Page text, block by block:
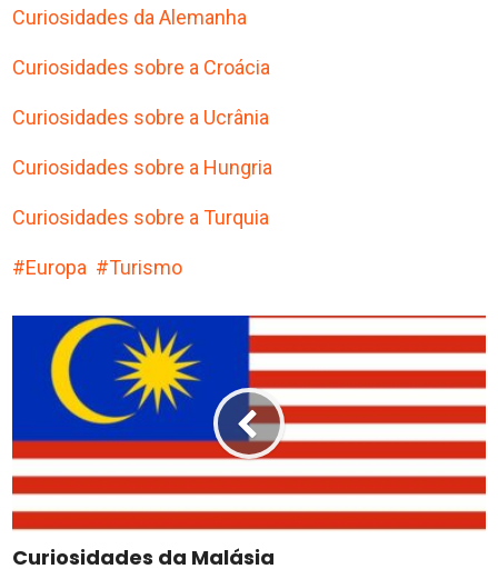
Curiosidades da Alemanha
Curiosidades sobre a Croácia
Curiosidades sobre a Ucrânia
Curiosidades sobre a Hungria
Curiosidades sobre a Turquia
Europa Turismo
Curiosidades da Malásia